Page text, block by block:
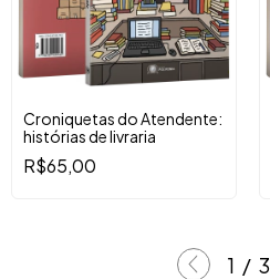
Croniquetas do Atendente:
histórias de livraria
R$65,00
1 / 3